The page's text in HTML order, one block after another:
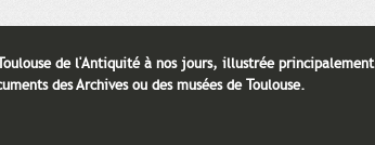
de l'Antiquité à nos jours, illustrée principalement
des Archives ou des musées de Toulouse.